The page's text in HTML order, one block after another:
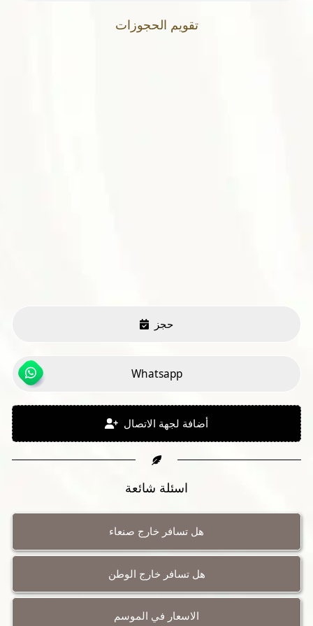
تقويم الحجوزات
حجز
Whatsapp
أضافة لجهة الاتصال
اسئلة شائعة
هل تسافر خارج صنعاء
هل تسافر خارج الوطن
الاسعار في الموسم